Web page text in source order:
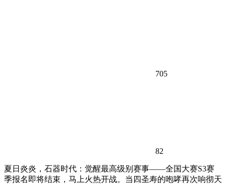
705
82
夏日炎炎，石器时代：觉醒最高级别赛事——全国大赛S3赛
季报名即将结束，马上火热开战。当四圣寿的咆哮再次响彻天